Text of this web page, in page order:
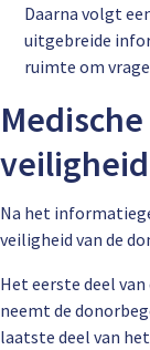
Daarna volgt
uitgebreide
ruimte om
Na het
veiligheid van de
Het eerste deel
neemt de
laatste deel van